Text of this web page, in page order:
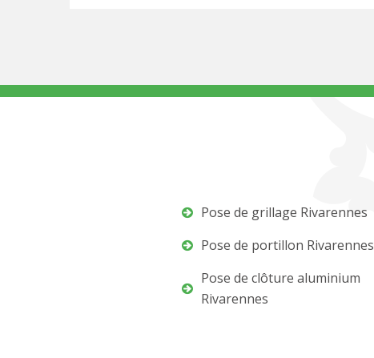
Pose de grillage Rivarennes
Pose de portillon Rivarennes
Pose de clôture aluminium
Rivarennes